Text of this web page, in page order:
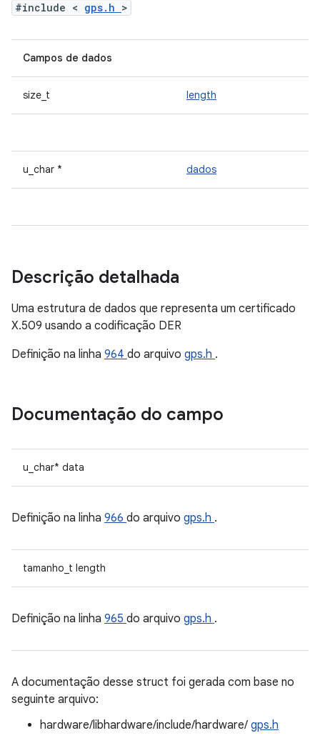
#include < gps.h >
Campos de dados
size_t length
u_char * dados
Descrição detalhada
Uma estrutura de dados que representa um certificado
X.509 usando a codificação DER
Definição na linha 964 do arquivo gps.h .
Documentação do campo
u_char* data
Definição na linha 966 do arquivo gps.h .
tamanho_t length
Definição na linha 965 do arquivo gps.h .
A documentação desse struct foi gerada com base no
seguinte arquivo:
hardware/libhardware/include/hardware/ gps.h